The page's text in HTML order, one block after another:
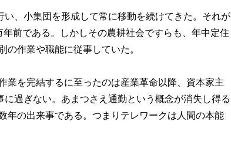
、小集団を形成して常に移動を続けてきた。それが
前である。しかしその農耕社会ですらも、年中定住
の作業や職能に従事していた。
を完結するに至ったのは産業革命以降、資本家主
過ぎない。あまつさえ通勤という概念が消失し得る
年の出来事である。つまりテレワークは人間の本能